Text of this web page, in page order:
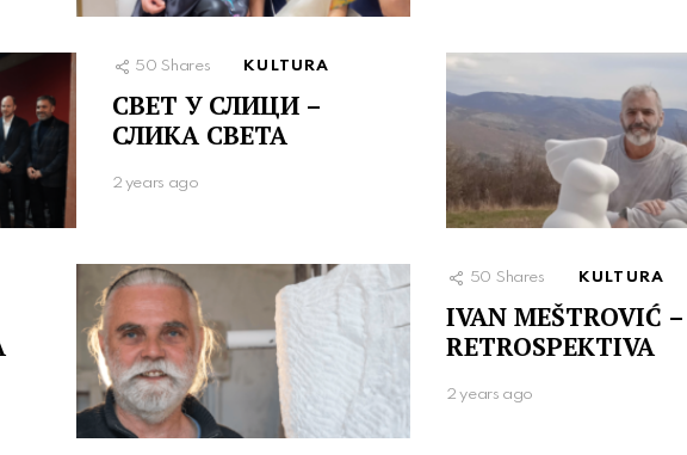
50 Shares KULTURA
СВЕТ У СЛИЦИ –
СЛИКА СВЕТА
2 years ago
50 Shares KULTURA
IVAN MEŠTROVIĆ –
RETROSPEKTIVA
2 years ago